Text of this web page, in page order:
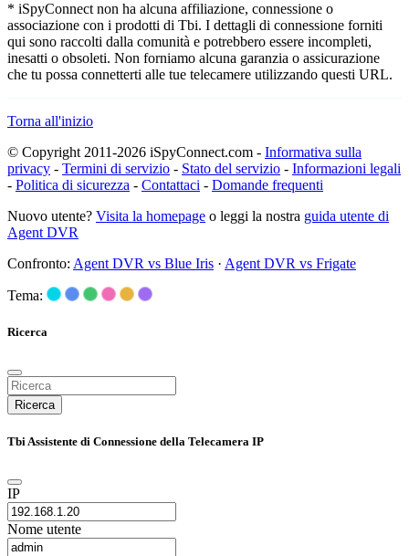
* iSpyConnect non ha alcuna affiliazione, connessione o
associazione con i prodotti di Tbi. I dettagli di connessione forniti
qui sono raccolti dalla comunità e potrebbero essere incompleti,
inesatti o obsoleti. Non forniamo alcuna garanzia o assicurazione
che tu possa connetterti alle tue telecamere utilizzando questi URL.
Torna all'inizio
© Copyright 2011-2026 iSpyConnect.com - Informativa sulla
privacy - Termini di servizio - Stato del servizio - Informazioni legali
- Politica di sicurezza - Contattaci - Domande frequenti
Nuovo utente? Visita la homepage o leggi la nostra guida utente di
Agent DVR
Confronto: Agent DVR vs Blue Iris · Agent DVR vs Frigate
Tema:
Ricerca
Ricerca
Tbi Assistente di Connessione della Telecamera IP
IP
Nome utente